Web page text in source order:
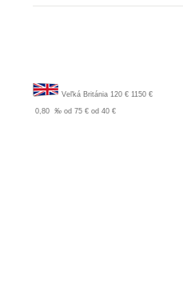
Veľká Británia 120 € 1150 €
0,80 ‰ od 75 € od 40 €